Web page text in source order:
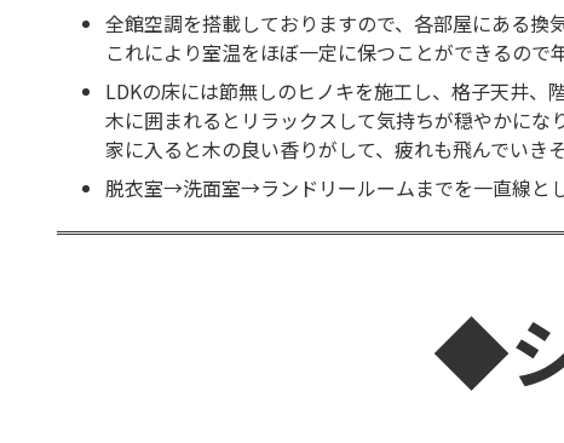
全館空調を搭載しておりますので、各部屋にある換
これにより室温をほぼ一定に保つことができるので
LDKの床には節無しのヒノキを施工し、格子天井
木に囲まれるとリラックスして気持ちが穏やかにな
家に入ると木の良い香りがして、疲れも飛んでいき
脱衣室→洗面室→ランドリールームまでを一直線と
◆